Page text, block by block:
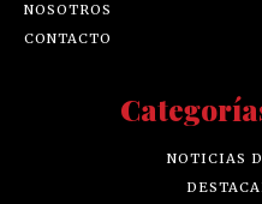
NOSOTROS
CONTACTO
NOTICIAS